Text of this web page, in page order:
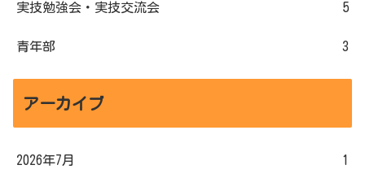
実技勉強会・実技交流会 5
青年部 3
アーカイブ
2026年7月 1